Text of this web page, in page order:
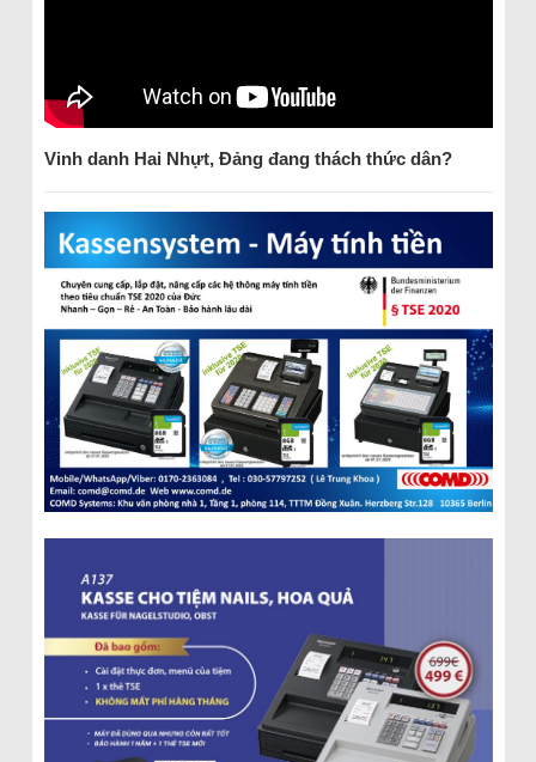
Vinh danh Hai Nhựt, Đảng đang thách thức dân?